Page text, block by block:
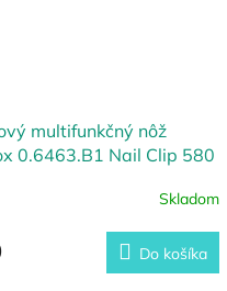
multifunkčný nôž
0.6463.B1 Nail Clip 580
Skladom
Do košíka